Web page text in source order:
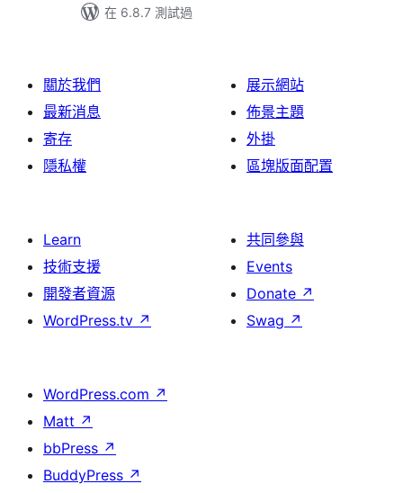
在 6.8.7 測試過
關於我們
最新消息
寄存
隱私權
展示網站
佈景主題
外掛
區塊版面配置
Learn
技術支援
開發者資源
WordPress.tv ↗
共同參與
Events
Donate ↗
Swag ↗
WordPress.com ↗
Matt ↗
bbPress ↗
BuddyPress ↗